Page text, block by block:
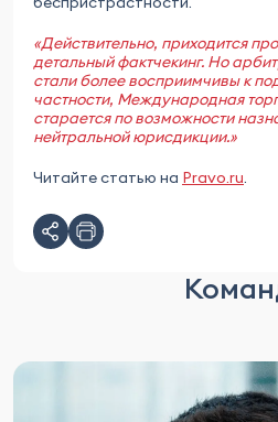
«Действительно, приходится
детальный фактчекинг. Но
стали более восприимчивы к
частности, Международная
старается по возможности
нейтральной юрисдикции.»
Читайте статью на Pravo.ru.